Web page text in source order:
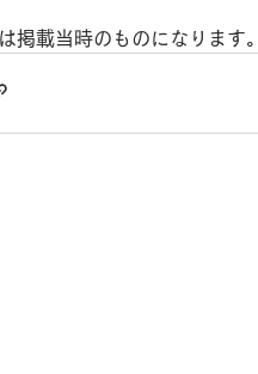
掲載当時のものになります。